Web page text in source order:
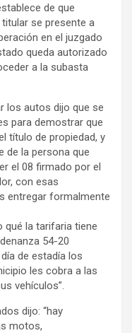
de que
se presente a
en el juzgado
queda autorizado
a la subasta
los autos dijo que se
para demostrar que
título de propiedad, y
de la persona que
el 08 firmado por el
con esas
entregar formalmente
qué la tarifaria tiene
54-20
de estadía los
les cobra a las
vehículos”.
dijo: “hay
motos,